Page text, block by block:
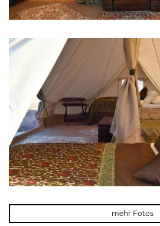
mehr Fotos